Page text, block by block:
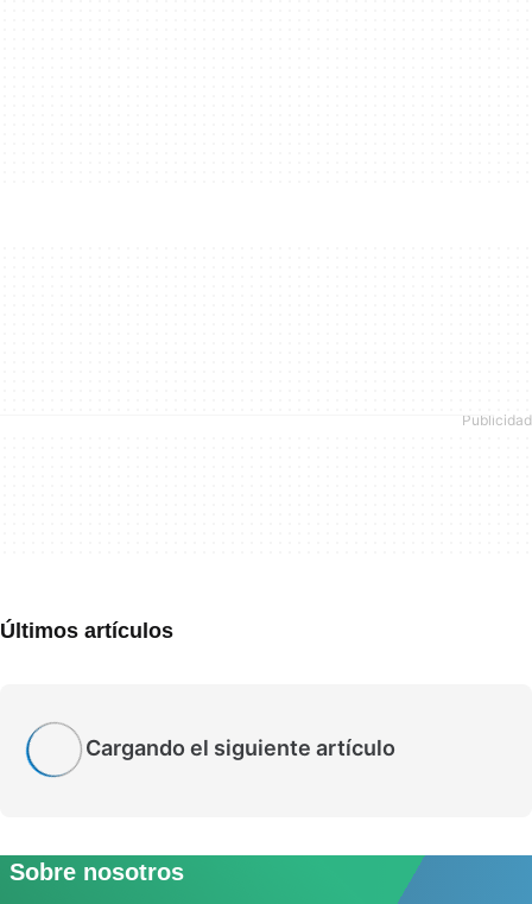
Últimos artículos
Cargando el siguiente artículo
Sobre nosotros